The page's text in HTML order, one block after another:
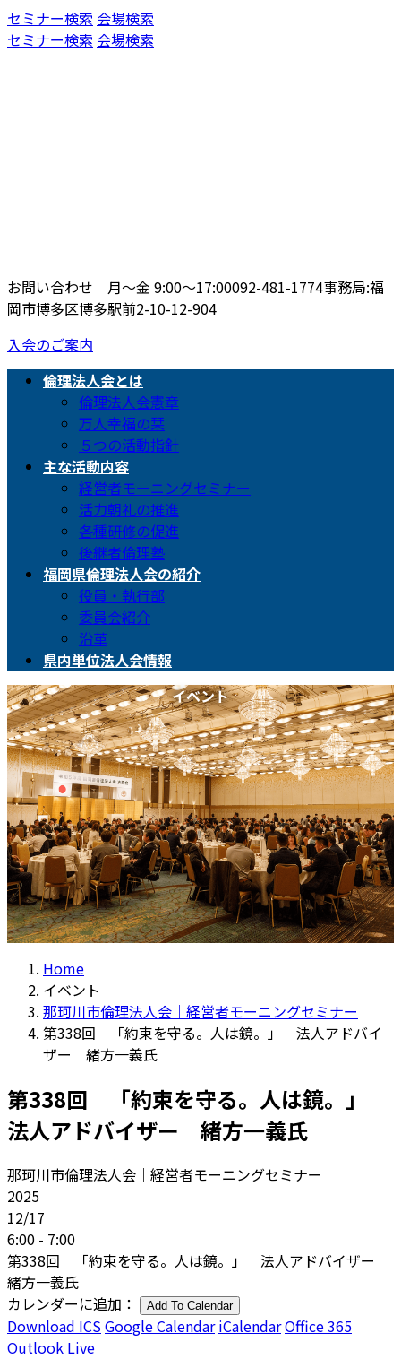
コ
ン
ナ
ビ
セミナー検索 会場検索
セミナー検索 会場検索
お問い合わせ 月〜金 9:00〜17:00092-481-1774事務局:福
岡市博多区博多駅前2-10-12-904
入会のご案内
倫理法人会とは
倫理法人会憲章
万人幸福の栞
５つの活動指針
主な活動内容
経営者モーニングセミナー
活力朝礼の推進
各種研修の促進
後継者倫理塾
福岡県倫理法人会の紹介
役員・執行部
委員会紹介
沿革
県内単位法人会情報
イベント
Home
イベント
那珂川市倫理法人会｜経営者モーニングセミナー
第338回 「約束を守る。人は鏡。」 法人アドバイ
ザー 緒方一義氏
第338回 「約束を守る。人は鏡。」
法人アドバイザー 緒方一義氏
那珂川市倫理法人会｜経営者モーニングセミナー
2025
12/17
6:00 - 7:00
第338回 「約束を守る。人は鏡。」 法人アドバイザー
緒方一義氏
カレンダーに追加：
Add To Calendar
Download ICSGoogle Calendar iCalendarOffice 365
Outlook Live